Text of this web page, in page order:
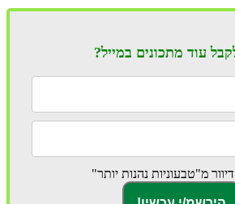
עוד מתכונים במייל?
מ"טבעוניות נהנות יותר"